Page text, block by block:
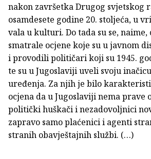
nakon završetka Drugog svjetskog
osamdesete godine 20. stoljeća, u
vala u kulturi. Do tada su se,
smatrale ocjene koje su u javnom
i provodili političari koji su 1945.
te su u Jugoslaviji uveli svoju
uređenja. Za njih je bilo
ocjena da u Jugoslaviji nema prave
politički huškači i nezadovoljnici
zapravo samo plaćenici i agenti
stranih obavještajnih službi. (…)